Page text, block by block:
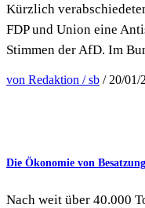
Kürzlich
FDP und Union eine
Stimmen der AfD. Im
von Redaktion / sb / 20/01/
Die Ökonomie von
Nach weit über 40.000